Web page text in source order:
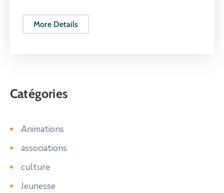
More Details
Catégories
Animations
associations
culture
Jeunesse